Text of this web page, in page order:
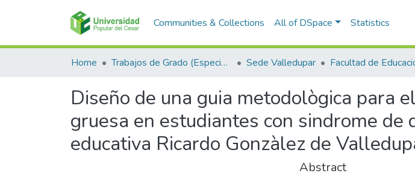
Communities & Collections All of DSpace Statistics
Home Trabajos de Grado (Especializaciones y Pregrados) Sede Valledupar Facultad de
Diseño de una guia metodològica para
gruesa en estudiantes con sindrome
educativa Ricardo Gonzàlez de
Abstract